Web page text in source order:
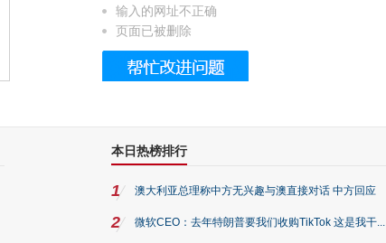
这个3.2米的长卷，还原了600岁的紫禁城
输入的网址不正确
页面已被删除
本日热榜排行
1 澳大利亚总理称中方无兴趣与澳直接对话 中方回应
2 微软CEO：去年特朗普要我们收购TikTok 这是我干...